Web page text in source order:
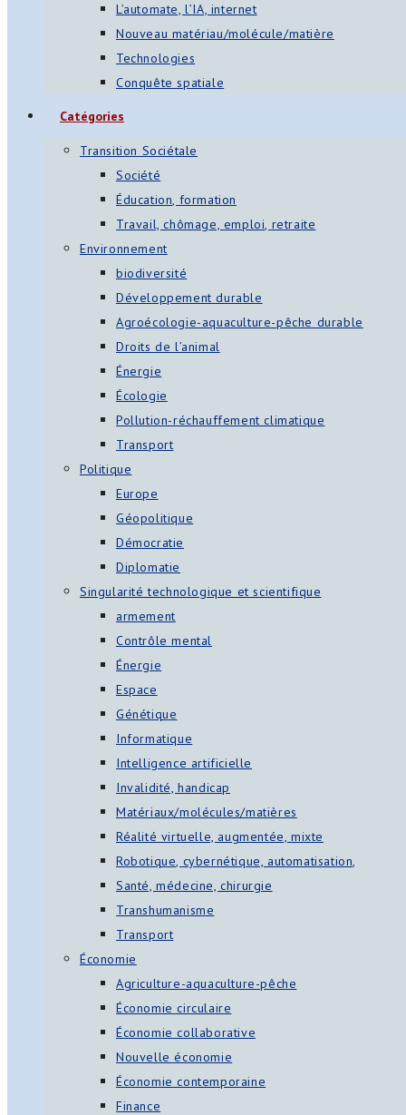
L’automate, l’IA, internet
Nouveau matériau/molécule/matière
Technologies
Conquête spatiale
Catégories
Transition Sociétale
Société
Éducation, formation
Travail, chômage, emploi, retraite
Environnement
biodiversité
Développement durable
Agroécologie-aquaculture-pêche durable
Droits de l’animal
Énergie
Écologie
Pollution-réchauffement climatique
Transport
Politique
Europe
Géopolitique
Démocratie
Diplomatie
Singularité technologique et scientifique
armement
Contrôle mental
Énergie
Espace
Génétique
Informatique
Intelligence artificielle
Invalidité, handicap
Matériaux/molécules/matières
Réalité virtuelle, augmentée, mixte
Robotique, cybernétique, automatisation,
Santé, médecine, chirurgie
Transhumanisme
Transport
Économie
Agriculture-aquaculture-pêche
Économie circulaire
Économie collaborative
Nouvelle économie
Économie contemporaine
Finance